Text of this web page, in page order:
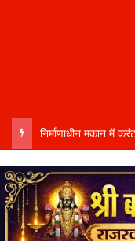
निर्माणाधीन मकान में